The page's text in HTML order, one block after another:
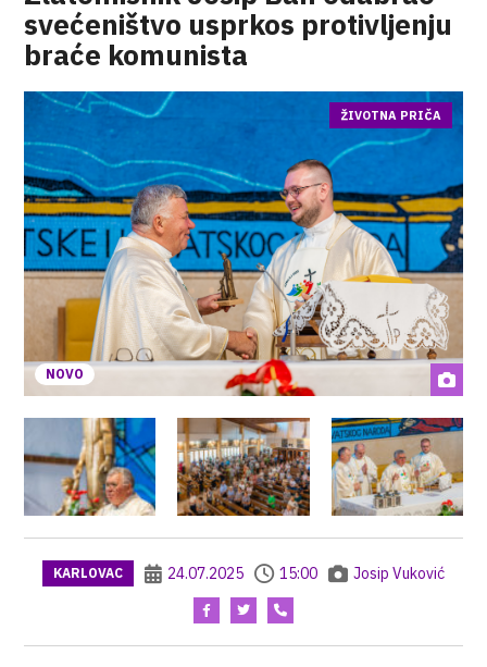
svećeništvo usprkos protivljenju
braće komunista
NOVO
ŽIVOTNA PRIČA
KARLOVAC 24.07.2025 15:00 Josip Vuković